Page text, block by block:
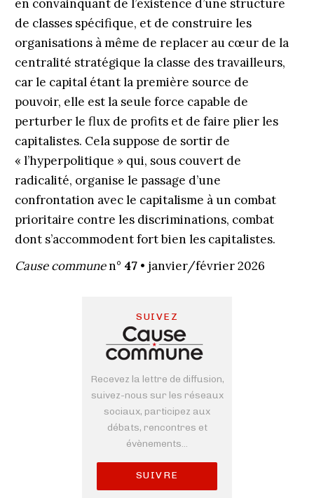
en convainquant de l’existence d’une structure
de classes spécifique, et de construire les
organisations à même de replacer au cœur de la
centralité stratégique la classe des travailleurs,
car le capital étant la première source de
pouvoir, elle est la seule force capable de
perturber le flux de profits et de faire plier les
capitalistes. Cela suppose de sortir de
« l’hyperpolitique » qui, sous couvert de
radicalité, organise le passage d’une
confrontation avec le capitalisme à un combat
prioritaire contre les discriminations, combat
dont s’accommodent fort bien les capitalistes.
Cause communen° 47• janvier/février 2026
SUIVEZ
Recevez la lettre de diffusion,
suivez-nous sur les réseaux
sociaux, participez aux
débats, rencontres et
évènements...
SUIVRE